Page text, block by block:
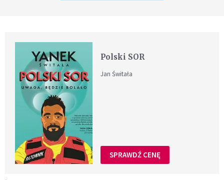
Polski SOR
Jan Świtała
SPRAWDŹ CENĘ